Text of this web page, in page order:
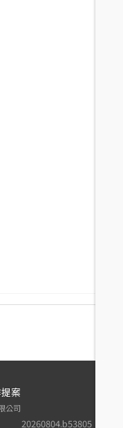
20260804.b53805
案
公司